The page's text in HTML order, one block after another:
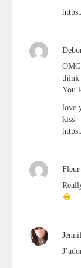
think
You
love
kiss